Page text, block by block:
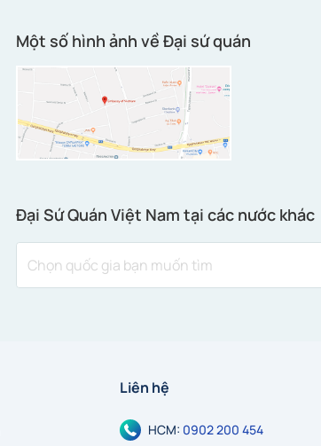
Một số hình ảnh về Đại sứ quán
Đại Sứ Quán Việt Nam tại các nước khác
Liên hệ
HCM: 0902 200 454